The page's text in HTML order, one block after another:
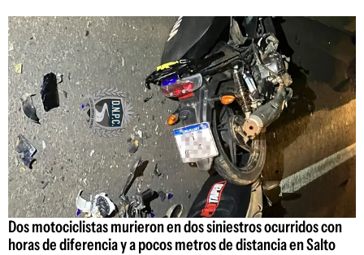
Dos motociclistas murieron en dos siniestros ocurridos con
horas de diferencia y a pocos metros de distancia en Salto